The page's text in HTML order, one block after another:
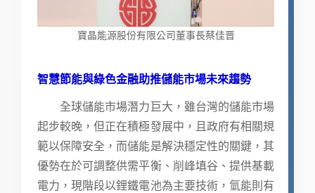
寶晶能源股份有限公司董事長蔡佳晋
智慧節能與綠色金融助推儲能市場未來趨勢
全球儲能市場潛力巨大，雖台灣的儲能市場
起步較晚，但正在積極發展中，且政府有相關規
範以保障安全，而儲能是解決穩定性的關鍵，其
優勢在於可調整供需平衡、削峰填谷、提供基載
電力，現階段以鋰鐵電池為主要技術，氫能則有